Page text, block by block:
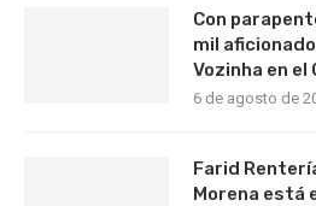
Con
mil
Vozinha en el
6 de agosto de
Farid
Morena está